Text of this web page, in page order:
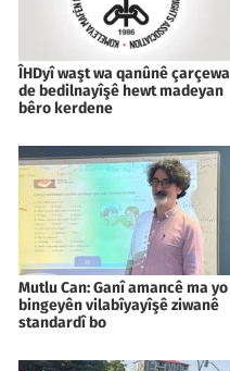
ÎHDyî waşt wa qanûnê çarçewa
de bedilnayîşê hewt madeyan
bêro kerdene
Mutlu Can: Ganî amancê ma yo
bingeyên vilabîyayîşê ziwanê
standardî bo